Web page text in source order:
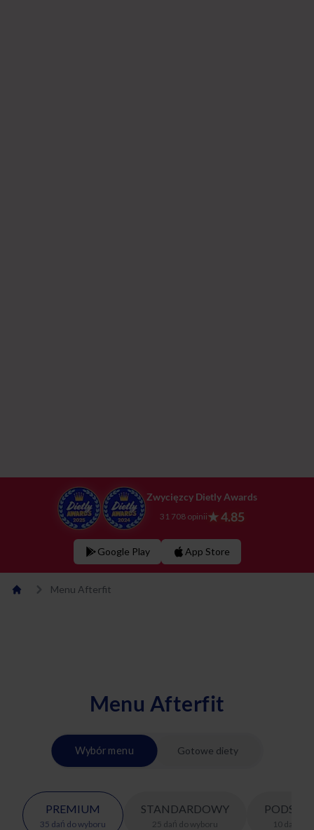
Zwycięzcy Dietly Awards
31 708 opinii★ 4.85
Google Play App Store
Menu Afterfit
Menu Afterfit
Wybór menu Gotowe diety
PREMIUM
35 dań do wyboru
STANDARDOWY
25 dań do wyboru 10 dań